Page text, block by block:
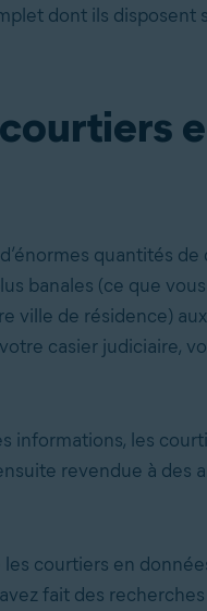
dont ils disposent
quantités de
banales (ce que
ville de résidence)
casier judiciaire,
informations, les
revendue à des
courtiers en
fait des